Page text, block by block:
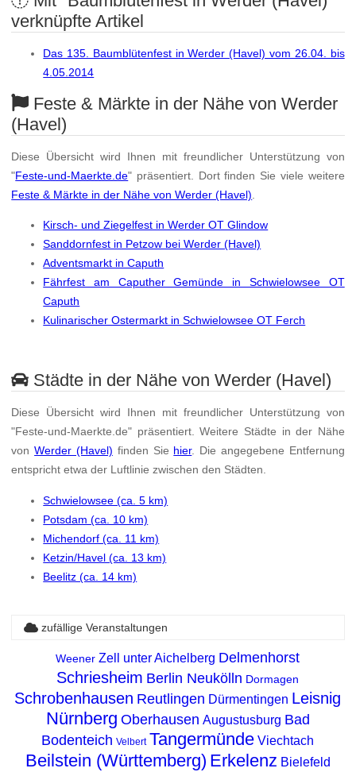
verknüpfte Artikel
Das 135. Baumblütenfest in Werder (Havel) vom 26.04. bis
4.05.2014
Feste & Märkte in der Nähe von Werder
(Havel)
Diese Übersicht wird Ihnen mit freundlicher Unterstützung von
"Feste-und-Maerkte.de" präsentiert. Dort finden Sie viele weitere
Feste & Märkte in der Nähe von Werder (Havel)
Kirsch- und Ziegelfest in Werder OT Glindow
Sanddornfest in Petzow bei Werder (Havel)
Adventsmarkt in Caputh
Fährfest am Caputher Gemünde in Schwielowsee OT
Caputh
Kulinarischer Ostermarkt in Schwielowsee OT Ferch
Städte in der Nähe von Werder (Havel)
Diese Übersicht wird Ihnen mit freundlicher Unterstützung von
"Feste-und-Maerkte.de" präsentiert. Weitere Städte in der Nähe
vonWerder (Havel) finden Sie hier. Die angegebene Entfernung
entspricht etwa der Luftlinie zwischen den Städten.
Schwielowsee (ca. 5 km)
Potsdam (ca. 10 km)
Michendorf (ca. 11 km)
Ketzin/Havel (ca. 13 km)
Beelitz (ca. 14 km)
zufällige Veranstaltungen
Weener Zell unter Aichelberg Delmenhorst
Schriesheim Berlin Neukölln Dormagen
Schrobenhausen Reutlingen Dürmentingen Leisnig
Nürnberg Oberhausen Augustusburg Bad
Bodenteich Velbert Tangermünde Viechtach
Beilstein (Württemberg) Erkelenz Bielefeld